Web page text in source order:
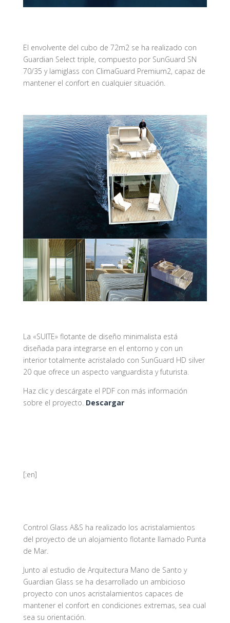
El envolvente del cubo de 72m2 se ha realizado con
Guardian Select triple, compuesto por SunGuard SN
70/35 y lamiglass con ClimaGuard Premium2, capaz de
mantener el confort en cualquier situación.
La «SUITE» flotante de diseño minimalista está
diseñada para integrarse en el entorno y con un
interior totalmente acristalado con SunGuard HD silver
20 que ofrece un aspecto vanguardista y futurista.
Haz clic y descárgate el PDF con más información
sobre el proyecto. Descargar
[:en]
Control Glass A&S ha realizado los acristalamientos
del proyecto de un alojamiento flotante llamado Punta
de Mar.
Junto al estudio de Arquitectura Mano de Santo y
Guardian Glass se ha desarrollado un ambicioso
proyecto con unos acristalamientos capaces de
mantener el confort en condiciones extremas, sea cual
sea su orientación.